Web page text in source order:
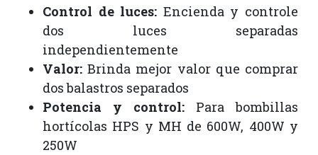
Control de luces: Encienda y controle
dos luces separadas
independientemente
Valor: Brinda mejor valor que comprar
dos balastros separados
Potencia y control: Para bombillas
hortícolas HPS y MH de 600W, 400W y
250W